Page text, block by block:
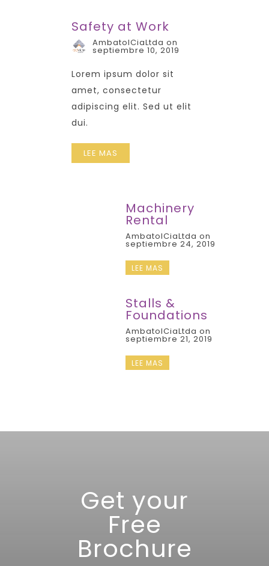
Safety at Work
AmbatolCiaLtda on
septiembre 10, 2019
Lorem ipsum dolor sit
amet, consectetur
adipiscing elit. Sed ut elit
dui.
LEE MAS
Machinery
Rental
AmbatolCiaLtda on
septiembre 24, 2019
LEE MAS
Stalls &
Foundations
AmbatolCiaLtda on
septiembre 21, 2019
LEE MAS
Get your
Free
Brochure